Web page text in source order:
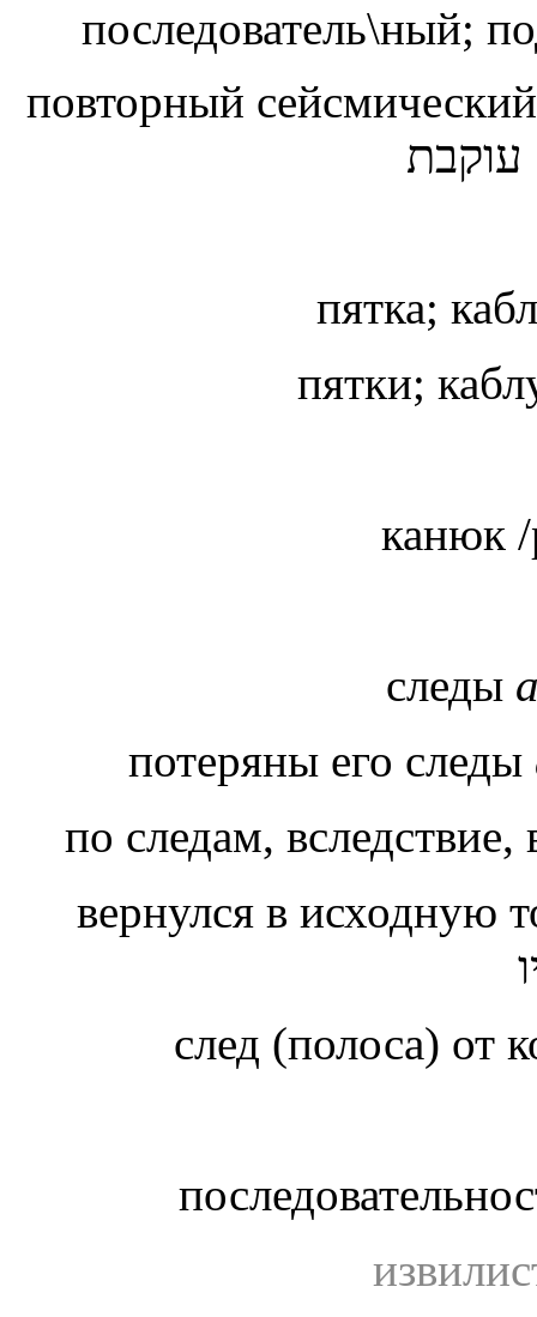
последователь\ный;
повторный
пятка;
пятки;
канюк /
следы
потеряны его следы
по следам, вследствие,
вернулся в исходную
след (полоса) от